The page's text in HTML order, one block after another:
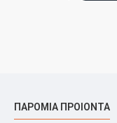
ΠΑΡΌΜΙΑ ΠΡΟΙΌΝΤΑ